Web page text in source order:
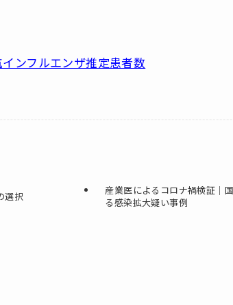
ンフルエンザ推定患者数
選択
産業医によるコロナ禍検証｜
る感染拡大疑い事例